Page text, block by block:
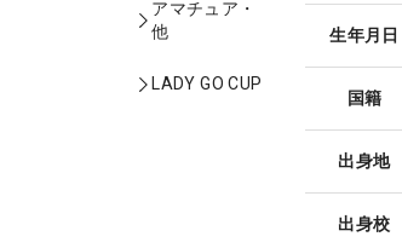
アマチュア・
他
LADY GO CUP
生年月日
国籍
出身地
出身校